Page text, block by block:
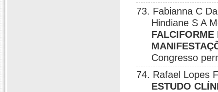
73. Fabianna C
Hindiane S A
Congresso
74. Rafael Lopes
ESTUDO